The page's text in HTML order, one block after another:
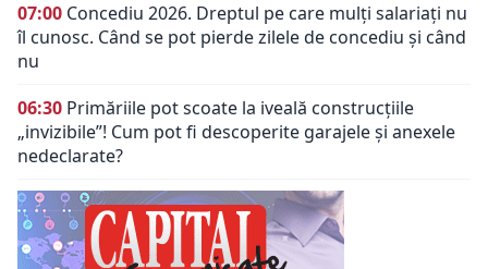
07:00 Concediu 2026. Dreptul pe care mulți salariați nu
îl cunosc. Când se pot pierde zilele de concediu și când
nu
06:30 Primăriile pot scoate la iveală construcțiile
„invizibile”! Cum pot fi descoperite garajele și anexele
nedeclarate?